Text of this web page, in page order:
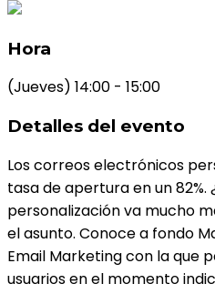
Hora
(Jueves) 14:00 - 15:00
Detalles del evento
Los correos electrónicos
tasa de apertura en un 82%.
personalización va mucho
el asunto. Conoce a fondo
Email Marketing con la que
usuarios en el momento